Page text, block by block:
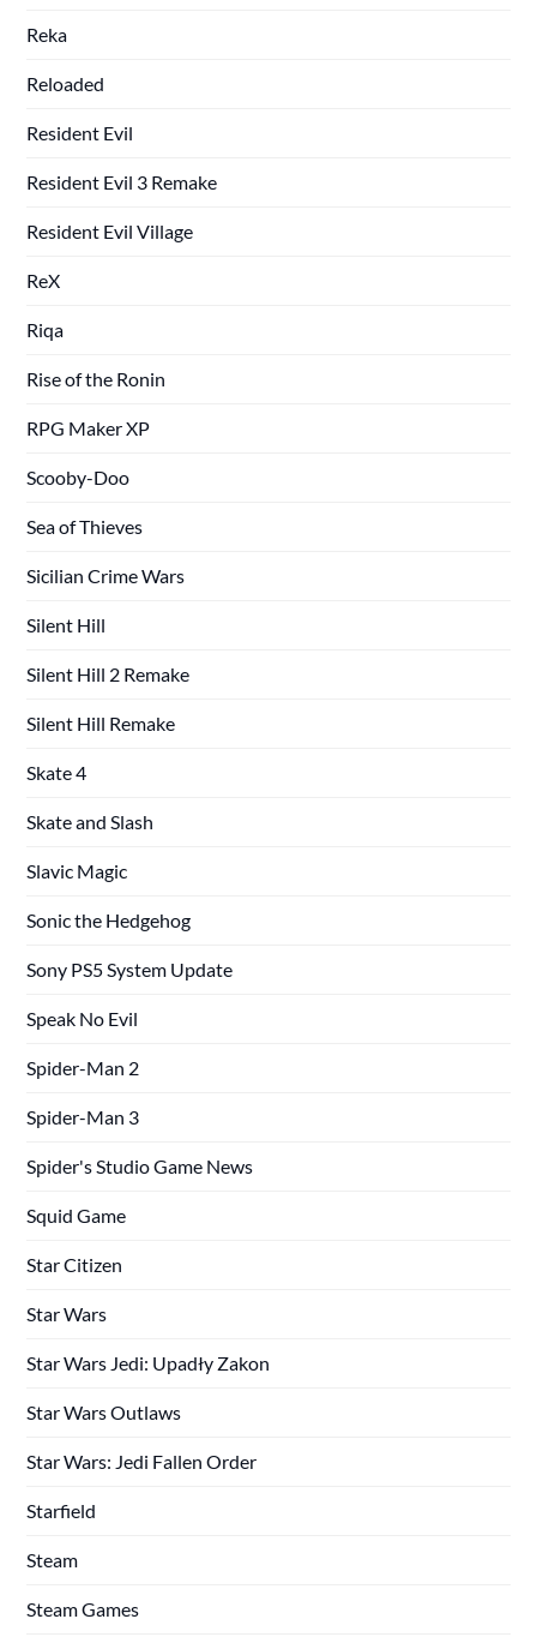
Reka
Reloaded
Resident Evil
Resident Evil 3 Remake
Resident Evil Village
ReX
Riqa
Rise of the Ronin
RPG Maker XP
Scooby-Doo
Sea of Thieves
Sicilian Crime Wars
Silent Hill
Silent Hill 2 Remake
Silent Hill Remake
Skate 4
Skate and Slash
Slavic Magic
Sonic the Hedgehog
Sony PS5 System Update
Speak No Evil
Spider-Man 2
Spider-Man 3
Spider's Studio Game News
Squid Game
Star Citizen
Star Wars
Star Wars Jedi: Upadły Zakon
Star Wars Outlaws
Star Wars: Jedi Fallen Order
Starfield
Steam
Steam Games